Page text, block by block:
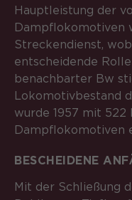
Hauptleistung der
Dampflokomotiven
Streckendienst,
entscheidende
benachbarter Bw
Lokomotivbestand
wurde 1957 mit 522
Dampflokomotiven
BESCHEIDENE
Mit der Schließung